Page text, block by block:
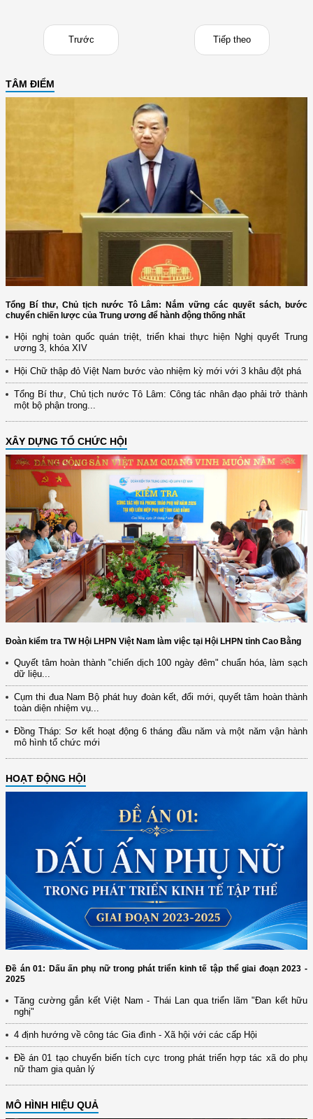
Trước Tiếp theo
TÂM ĐIỂM
Tổng Bí thư, Chủ tịch nước Tô Lâm: Nắm vững các quyết sách, bước
chuyển chiến lược của Trung ương để hành động thống nhất
Hội nghị toàn quốc quán triệt, triển khai thực hiện Nghị quyết Trung
ương 3, khóa XIV
Hội Chữ thập đỏ Việt Nam bước vào nhiệm kỳ mới với 3 khâu đột phá
Tổng Bí thư, Chủ tịch nước Tô Lâm: Công tác nhân đạo phải trở thành
một bộ phận trong...
XÂY DỰNG TỔ CHỨC HỘI
Đoàn kiểm tra TW Hội LHPN Việt Nam làm việc tại Hội LHPN tỉnh Cao Bằng
Quyết tâm hoàn thành "chiến dịch 100 ngày đêm" chuẩn hóa, làm sạch
dữ liệu...
Cụm thi đua Nam Bộ phát huy đoàn kết, đổi mới, quyết tâm hoàn thành
toàn diện nhiệm vụ...
Đồng Tháp: Sơ kết hoạt động 6 tháng đầu năm và một năm vận hành
mô hình tổ chức mới
HOẠT ĐỘNG HỘI
Đề án 01: Dấu ấn phụ nữ trong phát triển kinh tế tập thể giai đoạn 2023 -
2025
Tăng cường gắn kết Việt Nam - Thái Lan qua triển lãm "Đan kết hữu
nghị"
4 định hướng về công tác Gia đình - Xã hội với các cấp Hội
Đề án 01 tạo chuyển biến tích cực trong phát triển hợp tác xã do phụ
nữ tham gia quản lý
MÔ HÌNH HIỆU QUẢ